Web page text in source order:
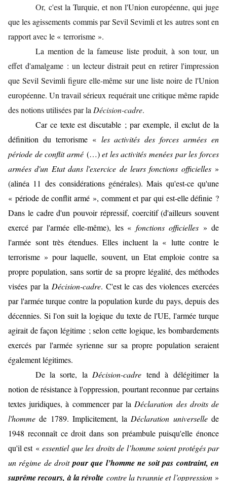
Or, c'est la Turquie, et non l'Union européenne, qui juge
que les agissements commis par Sevil Sevimli et les autres sont en
rapport avec le « terrorisme ».
La mention de la fameuse liste produit, à son tour, un
effet d'amalgame : un lecteur distrait peut en retirer l'impression
que Sevil Sevimli figure elle-même sur une liste noire de l'Union
européenne. Un travail sérieux requérait une critique même rapide
des notions utilisées par la Décision-cadre.
Car ce texte est discutable ; par exemple, il exclut de la
définition du terrorisme « les activités des forces armées en
période de conflit armé (…) et les activités menées par les forces
armées d'un Etat dans l'exercice de leurs fonctions officielles»
(alinéa 11 des considérations générales). Mais qu'est-ce qu'une
« période de conflit armé », comment et par qui est-elle définie ?
Dans le cadre d'un pouvoir répressif, coercitif (d'ailleurs souvent
exercé par l'armée elle-même), les «fonctions officielles » de
l'armée sont très étendues. Elles incluent la « lutte contre le
terrorisme » pour laquelle, souvent, un Etat emploie contre sa
propre population, sans sortir de sa propre légalité, des méthodes
visées par la Décision-cadre. C'est le cas des violences exercées
par l'armée turque contre la population kurde du pays, depuis des
décennies. Si l'on suit la logique du texte de l'UE, l'armée turque
agirait de façon légitime ; selon cette logique, les bombardements
exercés par l'armée syrienne sur sa propre population seraient
également légitimes.
De la sorte, la Décision-cadre tend à délégitimer la
notion de résistance à l'oppression, pourtant reconnue par certains
textes juridiques, à commencer par la Déclaration des droits de
l'homme de 1789. Implicitement, la Déclaration universellede
1948 reconnaît ce droit dans son préambule puisqu'elle énonce
qu'il est «essentiel que les droits de l’homme soient protégés par
un régime de droit pour que l’homme ne soit pas contraint, en
suprême recours, à la révolte contre la tyrannie et l’oppression»